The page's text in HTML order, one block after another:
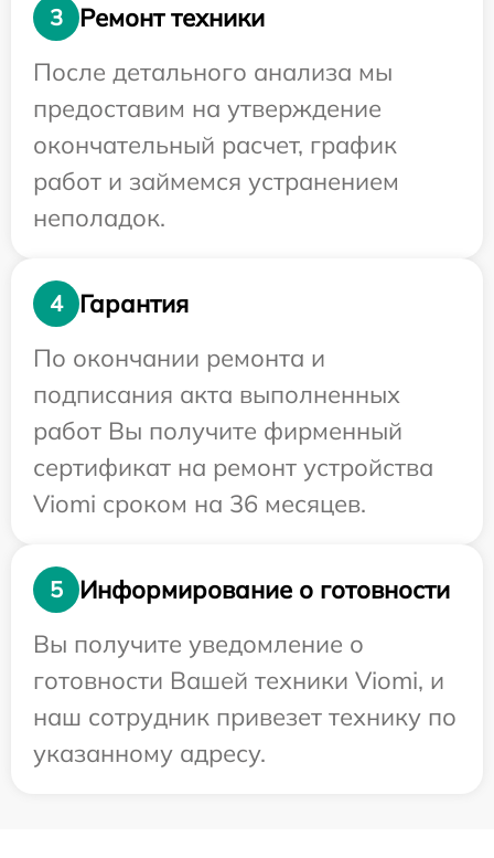
3
Ремонт техники
После детального анализа мы
предоставим на утверждение
окончательный расчет, график
работ и займемся устранением
неполадок.
4
Гарантия
По окончании ремонта и
подписания акта выполненных
работ Вы получите фирменный
сертификат на ремонт устройства
Viomi сроком на 36 месяцев.
5
Информирование о готовности
Вы получите уведомление о
готовности Вашей техники Viomi, и
наш сотрудник привезет технику по
указанному адресу.